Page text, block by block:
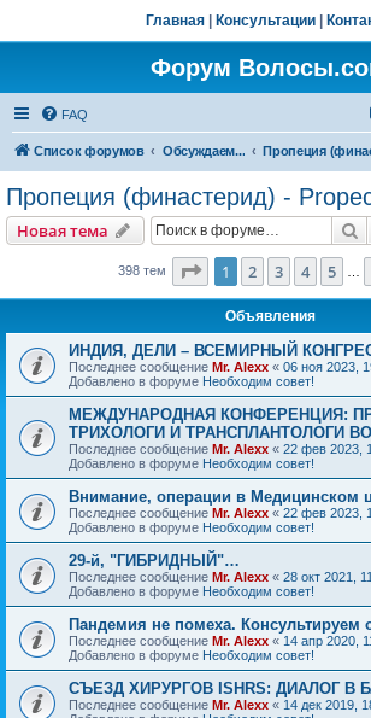
Главная Консультации
Форум
FAQ
Список форумов Обсуждаем...
Пропеция (финастерид) -
Новая тема
398 тем Страница из 16
1 2 3 4 5
Объявления
ИНДИЯ, ДЕЛИ – ВСЕМИРНЫЙ
Последнее сообщение Mr. Alexx « 06 ноя 2023,
Добавлено в форуме Необходим совет!
МЕЖДУНАРОДНАЯ КОНФЕРЕНЦИЯ:
ТРИХОЛОГИ И ТРАНСПЛАНТОЛОГИ
Последнее сообщение Mr. Alexx « 22 фев 2023,
Добавлено в форуме Необходим совет!
Внимание, операции в Медицинском
Последнее сообщение Mr. Alexx « 22 фев 2023,
Добавлено в форуме Необходим совет!
29-й, "ГИБРИДНЫЙ"…
Последнее сообщение Mr. Alexx « 28 окт 2021,
Добавлено в форуме Необходим совет!
Пандемия не помеха. Консультируем
Последнее сообщение Mr. Alexx « 14 апр 2020,
Добавлено в форуме Необходим совет!
СЪЕЗД ХИРУРГОВ ISHRS: ДИАЛОГ В
Последнее сообщение Mr. Alexx « 14 дек 2019,